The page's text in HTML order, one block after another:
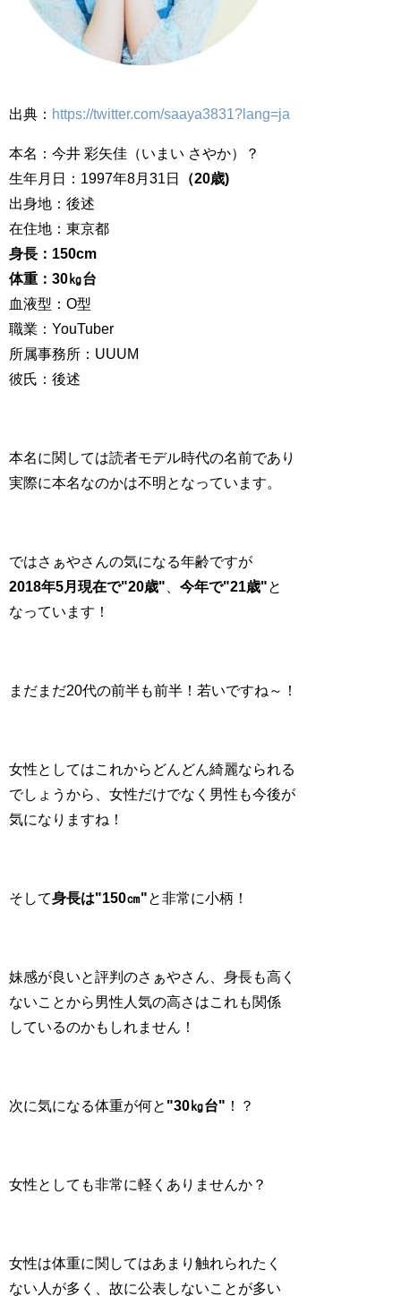
出典： https://twitter.com/saaya3831?lang=ja
本名：今井 彩矢佳（いまい さやか）？
生年月日：1997年8月31日
（20歳)
出身地：後述
在住地：東京都
身長：150cm
体重：30㎏台
血液型：O型
職業：YouTuber
所属事務所：UUUM
彼氏：後述
本名に関しては読者モデル時代の名前であり
実際に本名なのかは不明となっています。
ではさぁやさんの気になる年齢ですが
2018年5月現在で"20歳"
今年で"21歳" と
なっています！
まだまだ20代の前半も前半！若いですね～！
女性としてはこれからどんどん綺麗なられる
でしょうから、女性だけでなく男性も今後が
気になりますね！
そして身長は"150㎝" と非常に小柄！
妹感が良いと評判のさぁやさん、身長も高く
ないことから男性人気の高さはこれも関係
しているのかもしれません！
次に気になる体重が何と "30㎏台" ！？
女性としても非常に軽くありませんか？
女性は体重に関してはあまり触れられたく
ない人が多く、故に公表しないことが多い